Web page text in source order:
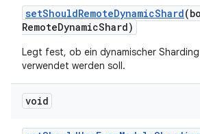
setShouldRemoteDynamicShard
RemoteDynamicShard)
Legt fest, ob ein dynamischer
verwendet werden soll.
void